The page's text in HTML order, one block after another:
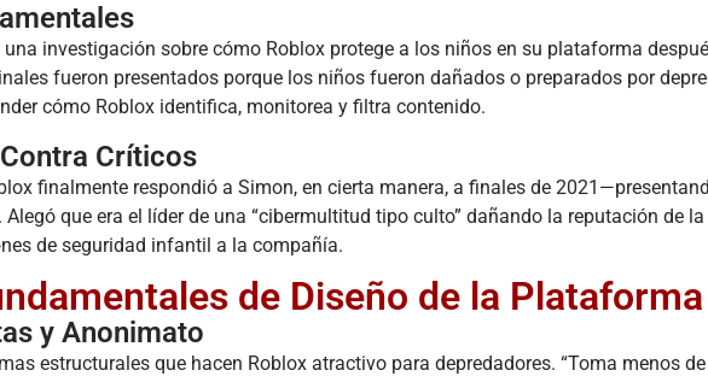
investigación sobre cómo Roblox protege a los niños en su plataforma
fueron presentados porque los niños fueron dañados o preparados por
cómo Roblox identifica, monitorea y filtra contenido.
Críticos
finalmente respondió a Simon, en cierta manera, a finales de
que era el líder de una “cibermultitud tipo culto” dañando la reputación de
de seguridad infantil a la compañía.
de Diseño de la Plataforma
y Anonimato
estructurales que hacen Roblox atractivo para depredadores. “Toma menos